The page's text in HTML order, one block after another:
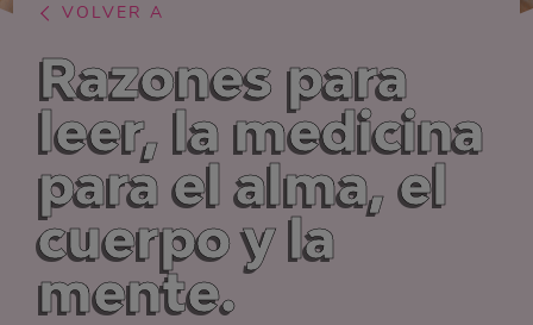
VOLVER A
Razones para
leer, la medicina
para el alma, el
cuerpo y la
mente.